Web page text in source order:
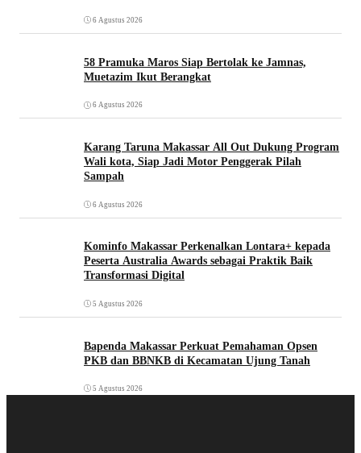
6 Agustus 2026
58 Pramuka Maros Siap Bertolak ke Jamnas,
Muetazim Ikut Berangkat
6 Agustus 2026
Karang Taruna Makassar All Out Dukung Program
Wali kota, Siap Jadi Motor Penggerak Pilah
Sampah
6 Agustus 2026
Kominfo Makassar Perkenalkan Lontara+ kepada
Peserta Australia Awards sebagai Praktik Baik
Transformasi Digital
5 Agustus 2026
Bapenda Makassar Perkuat Pemahaman Opsen
PKB dan BBNKB di Kecamatan Ujung Tanah‎
5 Agustus 2026